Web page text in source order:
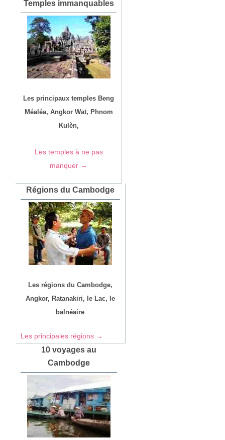
Temples immanquables
Les principaux temples Beng
Méaléa, Angkor Wat, Phnom
Kulèn,
Les temples à ne pas
manquer →
Régions du Cambodge
Les régions du Cambodge,
Angkor, Ratanakiri, le Lac, le
balnéaire
Les principales régions →
10 voyages au
Cambodge